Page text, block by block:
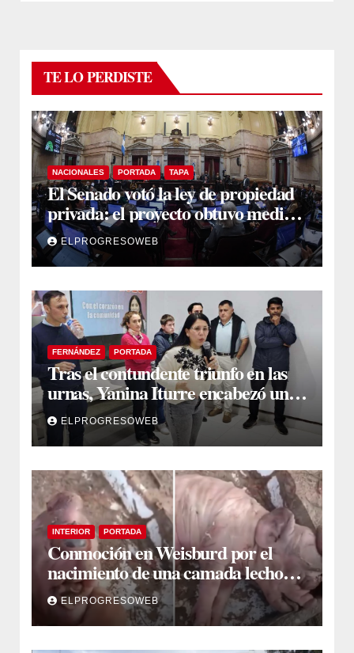
TE LO PERDISTE
NACIONALES PORTADA TAPA
El Senado votó la ley de propiedad
privada: el proyecto obtuvo media
sanción
ELPROGRESOWEB
FERNÁNDEZ PORTADA
Tras el contundente triunfo en las
urnas, Yanina Iturre encabezó un
encuentro con vecinos y dirigentes
en Fernández
ELPROGRESOWEB
INTERIOR PORTADA
Conmoción en Weisburd por el
nacimiento de una camada lechones
con graves deformaciones
ELPROGRESOWEB